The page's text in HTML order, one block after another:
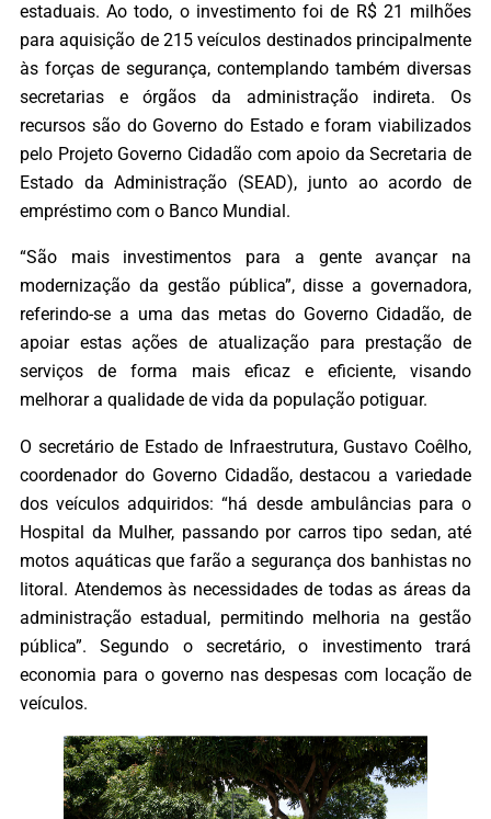
estaduais. Ao todo, o investimento foi de R$ 21 milhões
para aquisição de 215 veículos destinados principalmente
às forças de segurança, contemplando também diversas
secretarias e órgãos da administração indireta. Os
recursos são do Governo do Estado e foram viabilizados
pelo Projeto Governo Cidadão com apoio da Secretaria de
Estado da Administração (SEAD), junto ao acordo de
empréstimo com o Banco Mundial.
“São mais investimentos para a gente avançar na
modernização da gestão pública”, disse a governadora,
referindo-se a uma das metas do Governo Cidadão, de
apoiar estas ações de atualização para prestação de
serviços de forma mais eficaz e eficiente, visando
melhorar a qualidade de vida da população potiguar.
O secretário de Estado de Infraestrutura, Gustavo Coêlho,
coordenador do Governo Cidadão, destacou a variedade
dos veículos adquiridos: “há desde ambulâncias para o
Hospital da Mulher, passando por carros tipo sedan, até
motos aquáticas que farão a segurança dos banhistas no
litoral. Atendemos às necessidades de todas as áreas da
administração estadual, permitindo melhoria na gestão
pública”. Segundo o secretário, o investimento trará
economia para o governo nas despesas com locação de
veículos.